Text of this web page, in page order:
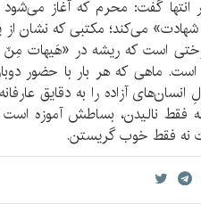
انتها گفت: محرم که آغاز
می‌کند؛ مکتبی که نشان از
است که ریشه در «هَیهات مِنّ
است. ماهی که هر بار با حضور
انسان‌های آزاده را به دقایق
فقط نالیدن، بساطش آموزه
نه فقط خوب گریستن.